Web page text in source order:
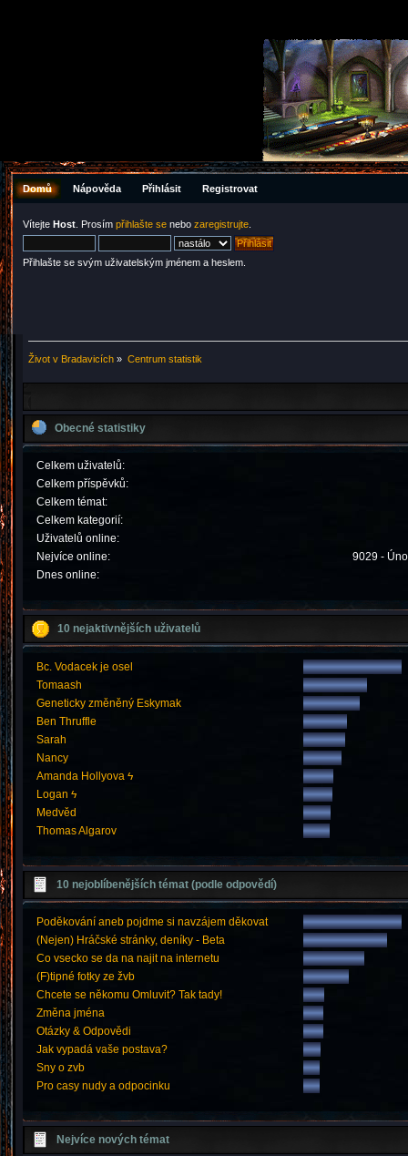
Domů Nápověda Přihlásit Registrovat
Vítejte Host . Prosím přihlašte se nebo zaregistrujte
Přihlašte se svým uživatelským jménem a heslem.
Život v Bradavicích » Centrum statistik
Obecné statistiky
Celkem uživatelů:
Celkem příspěvků:
Celkem témat:
Celkem kategorií:
Uživatelů online:
Nejvíce online:
9029 -
Dnes online:
10 nejaktivnějších uživatelů
Bc. Vodacek je osel
Tomaash
Geneticky změněný Eskymak
Ben Thruffle
Sarah
Nancy
Amanda Hollyova ϟ
Logan ϟ
Medvěd
Thomas Algarov
10 nejoblíbenějších témat (podle odpovědí)
Poděkování aneb pojdme si navzájem děkovat
(Nejen) Hráčské stránky, deníky - Beta
Co vsecko se da na najit na internetu
(F)tipné fotky ze žvb
Chcete se někomu Omluvit? Tak tady!
Změna jména
Otázky & Odpovědi
Jak vypadá vaše postava?
Sny o zvb
Pro casy nudy a odpocinku
Nejvíce nových témat